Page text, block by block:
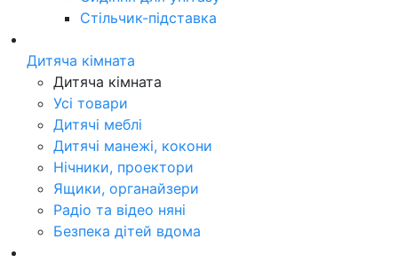
Стільчик-підставка
Дитяча кімната
Дитяча кімната
Усі товари
Дитячі меблі
Дитячі манежі, кокони
Нічники, проектори
Ящики, органайзери
Радіо та відео няні
Безпека дітей вдома